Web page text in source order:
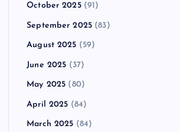
October 2025(91)
September 2025 (83)
August 2025 (59)
June 2025 (37)
May 2025 (80)
April 2025 (84)
March 2025 (84)